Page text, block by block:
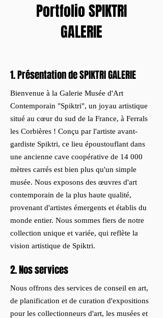
Portfolio SPIKTRI
GALERIE
1. Présentation de SPIKTRI GALERIE
Bienvenue à la Galerie Musée d'Art
Contemporain "Spiktri", un joyau artistique
situé au cœur du sud de la France, à Ferrals
les Corbières ! Conçu par l'artiste avant-
gardiste Spiktri, ce lieu époustouflant dans
une ancienne cave coopérative de 14 000
mètres carrés est bien plus qu'un simple
musée. Nous exposons des œuvres d'art
contemporain de la plus haute qualité,
provenant d'artistes émergents et établis du
monde entier. Nous sommes fiers de notre
collection unique et variée, qui reflète la
vision artistique de Spiktri.
2. Nos services
Nous offrons des services de conseil en art,
de planification et de curation d'expositions
pour les collectionneurs d'art, les musées et